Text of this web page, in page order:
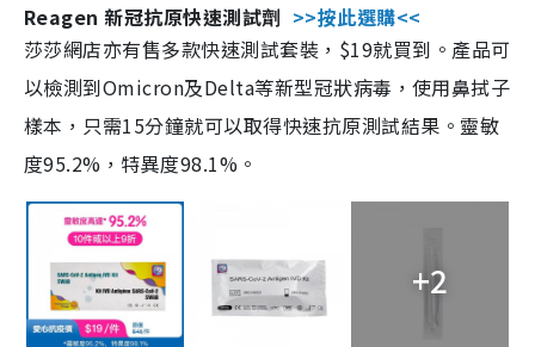
Reagen 新冠抗原快速測試劑 >>按此選購<<
莎莎網店亦有售多款快速測試套裝，$19就買到。產品可
以檢測到Omicron及Delta等新型冠狀病毒，使用鼻拭子
樣本，只需15分鐘就可以取得快速抗原測試結果。靈敏
度95.2%，特異度98.1%。
+2